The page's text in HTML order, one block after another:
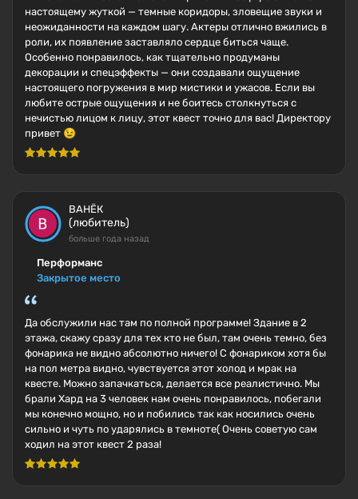
настоящему жуткой — темные коридоры, зловещие звуки и
неожиданности на каждом шагу. Актеры отлично вжились в
роли, их появление заставляло сердце биться чаще.
Особенно понравилось, как тщательно продуманы
декорации и спецэффекты — они создавали ощущение
настоящего погружения в мир мистики и ужасов. Если вы
любите острые ощущения и не боитесь столкнуться с
нечистью лицом к лицу, этот квест точно для вас! Директору
привет 😉
ВАНЁК
(любитель)
больше года назад
Перформанс
Закрытое место
Да обслужили нас там по полной программе! Здание в 2
этажа, скажу сразу для тех кто не был, там очень темно, без
фонарика не видно абсолютно ничего! С фонариком хотя бы
на пол метра видно, чувствуется этот холод и мрак на
квесте. Можно запачкаться, делается все реалистично. Мы
брали Хард на 3 человек нам очень понравилось, побегали
мы конечно мощно, но и побились так как носились очень
сильно и чуть по ударялись в темноте( Очень советую сам
ходил на этот квест 2 раза!